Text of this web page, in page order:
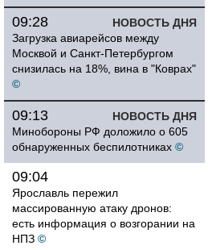
НОВОСТЬ ДНЯ
09:28
Загрузка авиарейсов между
Москвой и Санкт-Петербургом
снизилась на 18%, вина в "Коврах"
©
НОВОСТЬ ДНЯ
09:13
Минобороны РФ доложило о 605
обнаруженных беспилотниках ©
09:04
Ярославль пережил
массированную атаку дронов:
есть информация о возгорании на
НПЗ ©